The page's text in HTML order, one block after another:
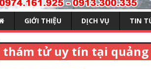
GIỚI THIỆU DỊCH VỤ TIN
thám tử uy tín tại